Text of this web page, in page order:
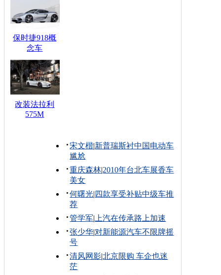
保时捷918概
念车
改装法拉利
575M
宋文楷|新普瑞斯衬中国电动车
尴尬
重庆森林|2010年台北车展香车
美女
何曙光| 四款享受补贴中级车推
荐
管学军| 上汽在传承路上加速
张少华|对新能源汽车不限牌摇
号
清风网影|北京限购 车企也迷
茫